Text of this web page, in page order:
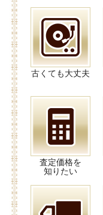
古くても大丈夫
査定価格を
知りたい